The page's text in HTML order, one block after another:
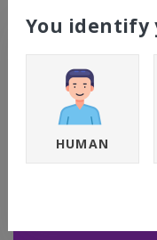
Установив
You identify
HUMAN